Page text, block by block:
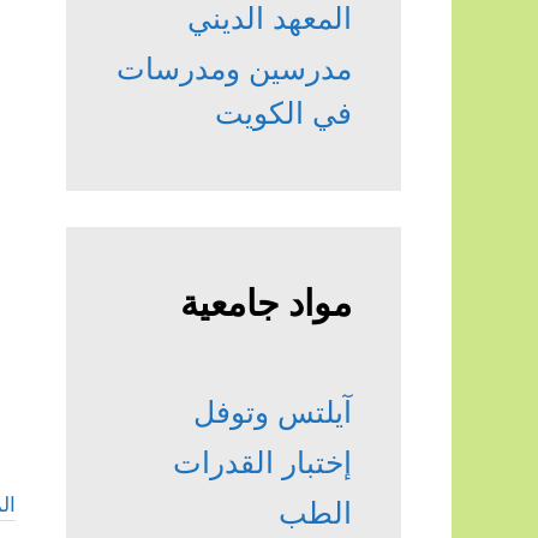
المعهد الديني
مدرسين ومدرسات
في الكويت
مواد جامعية
آيلتس وتوفل
إختبار القدرات
الطب